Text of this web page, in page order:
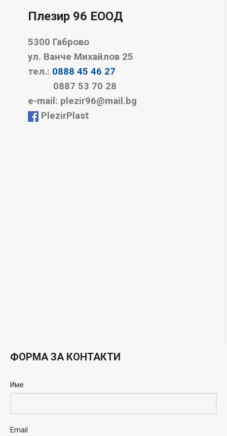
Плезир 96 EООД
5300 Габрово
ул. Ванче Михайлов 25
тел.: 0888 45 46 27
0887 53 70 28
е-mail: plezir96@mail.bg
PlezirPlast
ФОРМА ЗА КОНТАКТИ
Име
Email